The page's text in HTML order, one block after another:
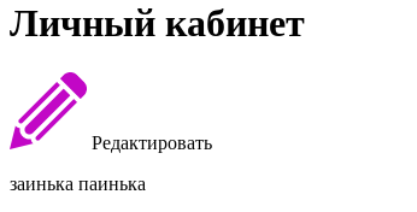
Личный кабинет
Редактировать
заинька паинька